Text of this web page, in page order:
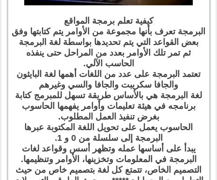
كيفية تعلم برمجة المواقع
البرمجة تعرف بأنها مجموعة من الأوامر يتم كتابتها وفق
بعض القواعد التي يتم تحديدها بواسطة لغة البرمجة
ثم تمر تلك الأوامر بعدد من المراحل حتى ينفذه
الحاسب الآلي.
تعتمد البرمجة على عدد من اللغات أهمها لغة البايثون
والجافا سكريبت والجافا والسي وغيرهم
لغة البرمجة هي بالأساس طريقة تسهل للمبرمج كتابة
برنامجه في هيئة تعليمات وأوامر يفهمها الحاسوب
بغرض تنفيذ العمل المطلوب.
الحاسوب يعمل على تحويل اللغة المكتوبة عبرها
البرمجة إلى سلسلة من 0 و 1.
يبدأ على أساسها عمله وتظهر أسس وقواعد لغات
البرمجة في المعلومات وتخزينها، الأوامر وتنظيمها.
التصميم الخاص، تتمتع كل لغة بتصميم خاص من حيث